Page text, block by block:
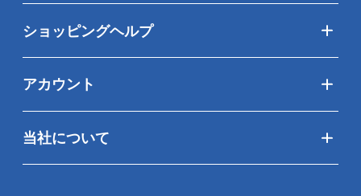
ショッピングヘルプ
アカウント
当社について